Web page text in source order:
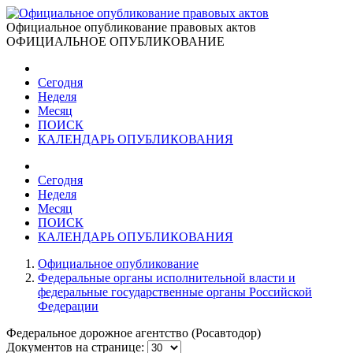
Официальное опубликование правовых актов
ОФИЦИАЛЬНОЕ ОПУБЛИКОВАНИЕ
Сегодня
Неделя
Месяц
ПОИСК
КАЛЕНДАРЬ ОПУБЛИКОВАНИЯ
Сегодня
Неделя
Месяц
ПОИСК
КАЛЕНДАРЬ ОПУБЛИКОВАНИЯ
Официальное опубликование
Федеральные органы исполнительной власти и
федеральные государственные органы Российской
Федерации
Федеральное дорожное агентство (Росавтодор)
Документов на странице: